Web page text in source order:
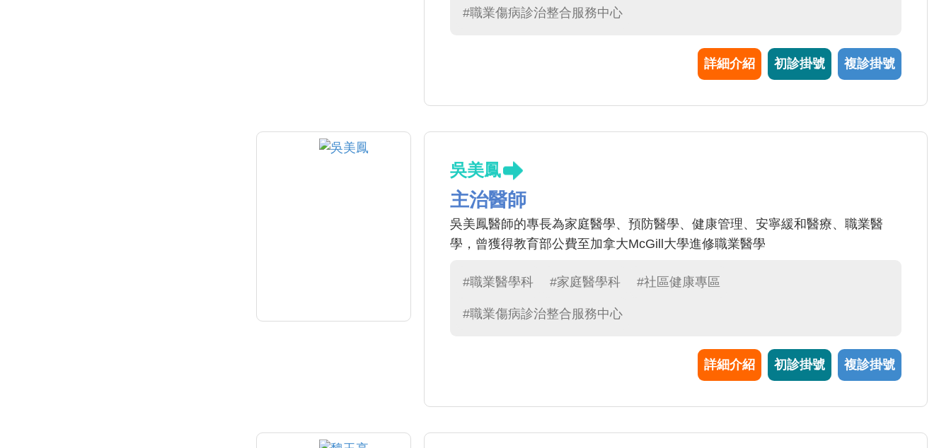
#職業傷病診治整合服務中心
詳細介紹 初診掛號 複診掛號
吳美鳳
主治醫師
吳美鳳醫師的專長為家庭醫學、預防醫學、健康管理、安寧緩和醫療、職業醫
學，曾獲得教育部公費至加拿大McGill大學進修職業醫學
#職業醫學科 #家庭醫學科 #社區健康專區
#職業傷病診治整合服務中心
詳細介紹 初診掛號 複診掛號